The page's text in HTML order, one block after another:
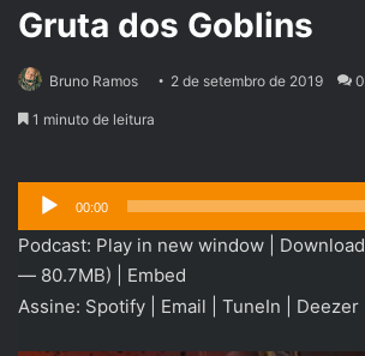
Gruta dos Goblins
Bruno Ramos 2 de setembro de 2019 0
1 minuto de leitura
Tocador
de
áudio
00:00
Podcast: Play in new window Download
— 80.7MB) | Embed
Assine: Spotify Email TuneIn Deezer